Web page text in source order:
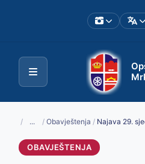
/ ... / Obavještenja /
OBAVJEŠTENJA